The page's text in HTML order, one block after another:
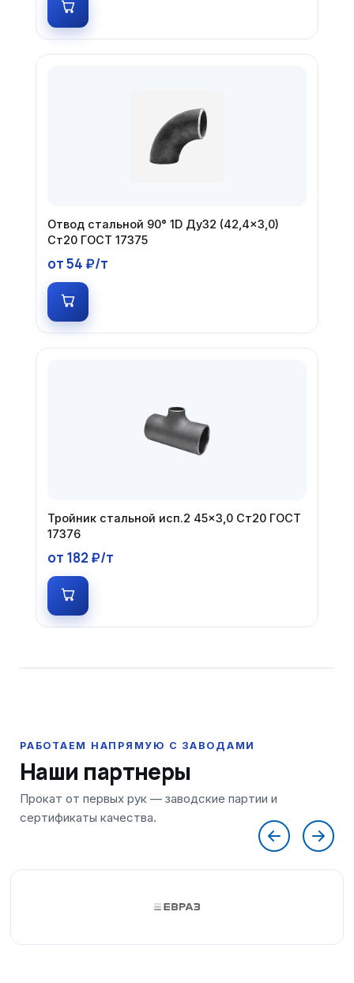
Отвод стальной 90° 1D Ду32 (42,4×3,0)
Ст20 ГОСТ 17375
от 54 ₽/т
Тройник стальной исп.2 45×3,0 Ст20 ГОСТ
17376
от 182 ₽/т
Наши партнеры